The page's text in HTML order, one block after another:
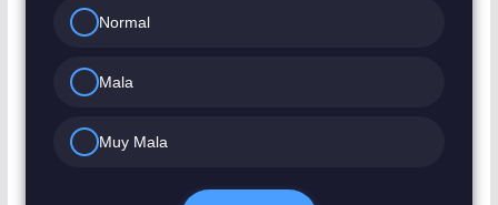
Normal
Mala
Muy Mala